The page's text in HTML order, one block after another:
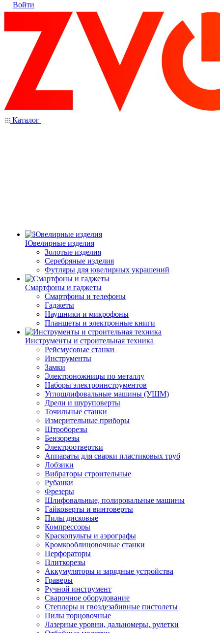
Войти
Каталог
Ювелирные изделия
Золотые изделия
Серебряные изделия
Футляры для ювелирных украшений
Смартфоны и гаджеты
Смартфоны и телефоны
Гаджеты
Наушники и микрофоны
Планшеты и электронные книги
Инструменты и строительная техника
Рейсмусовые станки
Инструменты
Замки
Электроножницы по металлу
Наборы электроинструментов
Углошлифовальные машины (УШМ)
Дрели и шуруповерты
Точильные станки
Измерительные приборы
Штроборезы
Бензорезы
Электроотвертки
Аппараты для сварки пластиковых труб
Лобзики
Вибраторы строительные
Рубанки
Фрезеры
Шлифовальные, полировальные машины
Гайковерты и винтоверты
Пилы дисковые
Компрессоры
Краскопульты и аэрографы
Кромкооблицовочные станки
Перфораторы
Плиткорезы
Аккумуляторы и зарядные устройства
Граверы
Ручной инструмент
Сварочное оборудование
Степлеры и гвоздезабивные пистолеты
Пилы торцовочные
Лазерные уровни, дальномеры, рулетки